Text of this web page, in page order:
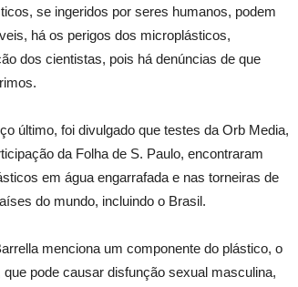
se ingeridos por seres humanos, podem
há os perigos dos microplásticos,
dos cientistas, pois há denúncias de que
último, foi divulgado que testes da Orb Media,
da Folha de S. Paulo, encontraram
em água engarrafada e nas torneiras de
do mundo, incluindo o Brasil.
menciona um componente do plástico, o
que pode causar disfunção sexual masculina,